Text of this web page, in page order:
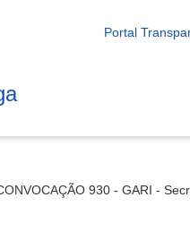
Portal
930 - GARI -